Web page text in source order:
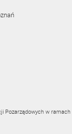
Pozarządowych w ramach